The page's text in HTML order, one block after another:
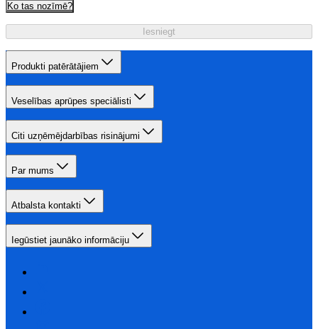
Ko tas nozīmē?
Iesniegt
Produkti patērātājiem
Veselības aprūpes speciālisti
Citi uzņēmējdarbības risinājumi
Par mums
Atbalsta kontakti
Iegūstiet jaunāko informāciju